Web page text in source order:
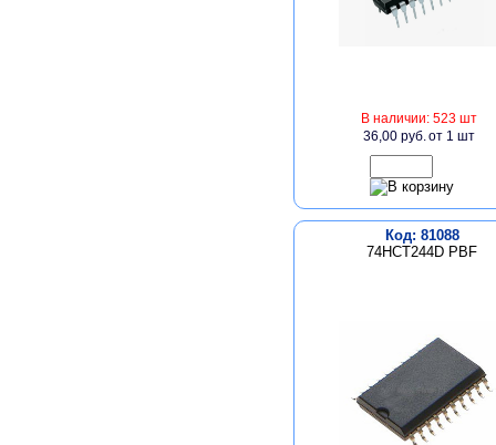
В наличии: 523 шт
36,00 руб.от 1 шт
Код: 81088
74HCT244D PBF